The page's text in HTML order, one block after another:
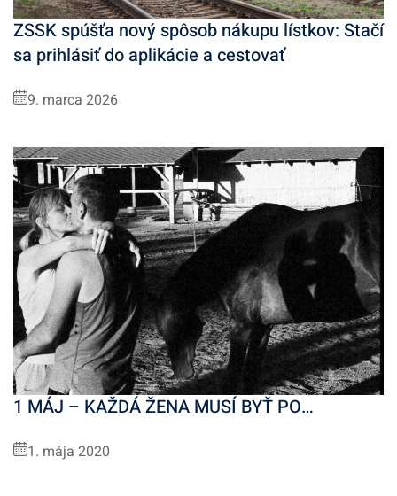
ZSSK spúšťa nový spôsob nákupu lístkov: Stačí
sa prihlásiť do aplikácie a cestovať
9. marca 2026
1 MÁJ – KAŽDÁ ŽENA MUSÍ BYŤ PO…
1. mája 2020